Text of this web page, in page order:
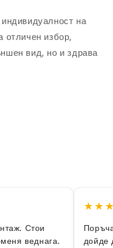
на
отличен избор,
вид, но и здрава
Стои
веднага.
дойде